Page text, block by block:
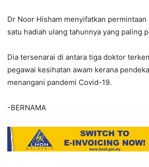
Dr Noor Hisham menyifatkan permintaan
satu hadiah ulang tahunnya yang paling
Dia tersenarai di antara tiga doktor
pegawai kesihatan awam kerana
menangani pandemi Covid-19.
-BERNAMA